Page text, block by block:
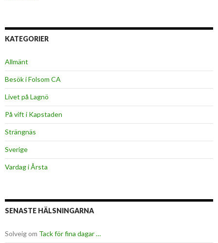
KATEGORIER
Allmänt
Besök i Folsom CA
Livet på Lagnö
På vift i Kapstaden
Strängnäs
Sverige
Vardag i Årsta
SENASTE HÄLSNINGARNA
Solveigom Tack för fina dagar …